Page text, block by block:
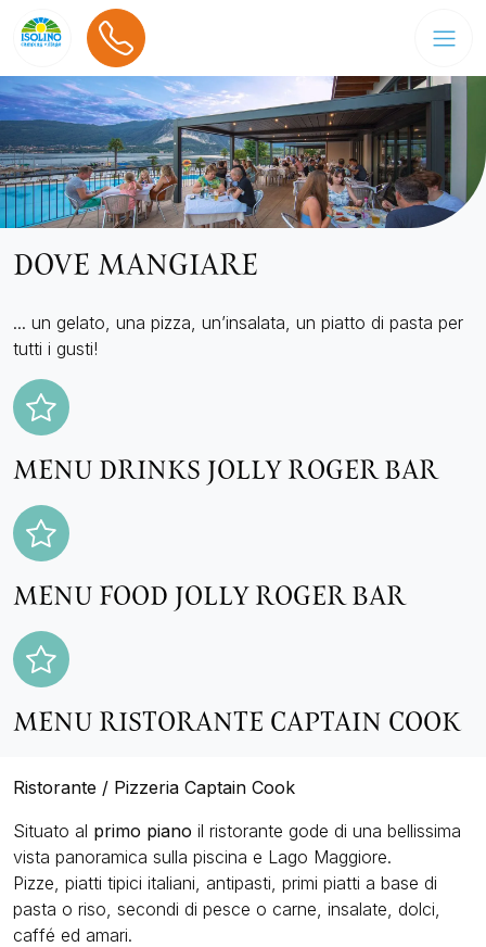
DOVE MANGIARE
... un gelato, una pizza, un’insalata, un piatto di pasta per
tutti i gusti!
MENU DRINKS JOLLY ROGER BAR
MENU FOOD JOLLY ROGER BAR
MENU RISTORANTE CAPTAIN COOK
Ristorante / Pizzeria Captain Cook
Situato al primo piano il ristorante gode di una bellissima
vista panoramica sulla piscina e Lago Maggiore.
Pizze, piatti tipici italiani, antipasti, primi piatti a base di
pasta o riso, secondi di pesce o carne, insalate, dolci,
caffé ed amari.